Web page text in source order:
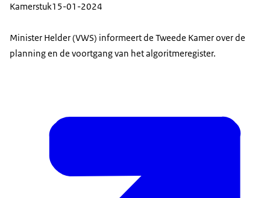
Kamerstuk15-01-2024
Minister Helder (VWS) informeert de Tweede Kamer over de
planning en de voortgang van het algoritmeregister.